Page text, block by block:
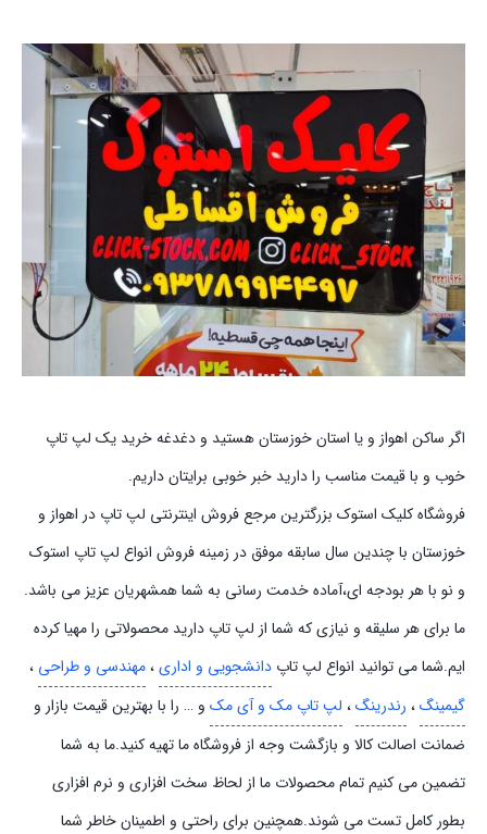
اگر ساکن اهواز و یا استان خوزستان هستید و دغدغه خرید یک لپ تاپ
خوب و با قیمت مناسب را دارید خبر خوبی برایتان داریم.
فروشگاه کلیک استوک بزرگترین مرجع فروش اینترنتی لپ تاپ در اهواز و
خوزستان با چندین سال سابقه موفق در زمینه فروش انواع لپ تاپ استوک
و نو با هر بودجه ای،آماده خدمت رسانی به شما همشهریان عزیز می باشد.
ما برای هر سلیقه و نیازی که شما از لپ تاپ دارید محصولاتی را مهیا کرده
ایم.شما می توانید انواع لپ تاپ دانشجویی و اداری،مهندسی و طراحی ،
گیمینگ، رندرینگ، لپ تاپ مک و آی مک و … را با بهترین قیمت بازار و
ضمانت اصالت کالا و بازگشت وجه از فروشگاه ما تهیه کنید.ما به شما
تضمین می کنیم تمام محصولات ما از لحاظ سخت افزاری و نرم افزاری
بطور کامل تست می شوند.همچنین برای راحتی و اطمینان خاطر شما